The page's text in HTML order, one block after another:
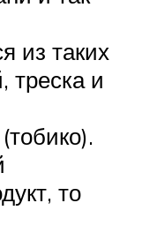
из таких
треска и
то